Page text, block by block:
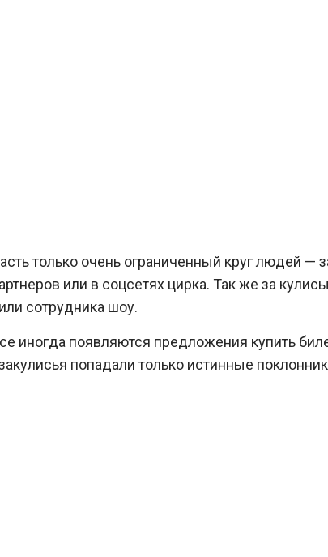
только очень ограниченный круг людей —
или в соцсетях цирка. Так же за
сотрудника шоу.
иногда появляются предложения купить
попадали только истинные